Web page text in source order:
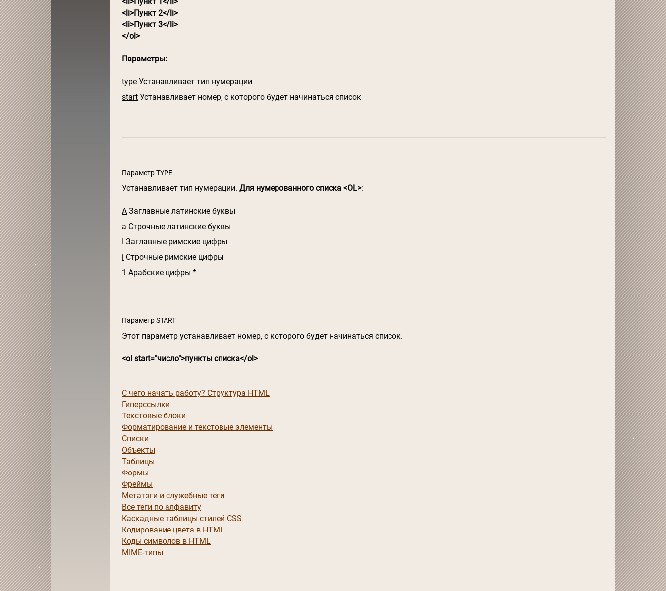
<li>Пункт 2</li>
<li>Пункт 3</li>
</ol>
Параметры:
type Устанавливает тип нумерации
start Устанавливает номер, с которого будет начинаться список
Параметр TYPE
Устанавливает тип нумерации. Для нумерованного списка <OL>:
A Заглавные латинские буквы
a Строчные латинские буквы
I Заглавные римские цифры
i Строчные римские цифры
1 Арабские цифры *
Параметр START
Этот параметр устанавливает номер, с которого будет начинаться список.
<ol start="число">пункты списка</ol>
С чего начать работу? Структура HTML
Гиперссылки
Текстовые блоки
Форматирование и текстовые элементы
Списки
Объекты
Таблицы
Формы
Фреймы
Метатэги и служебные теги
Все теги по алфавиту
Каскадные таблицы стилей CSS
Кодирование цвета в HTML
Коды символов в HTML
MIME-типы